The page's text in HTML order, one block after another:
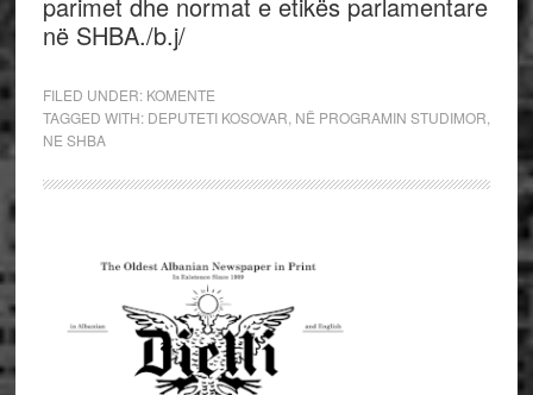
në SHBA./b.j/
FILED UNDER: KOMENTE
TAGGED WITH: DEPUTETI KOSOVAR NË PROGRAMIN STUDIMOR
NE SHBA